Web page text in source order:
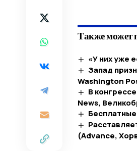
Также может
«У них уже
Запад
Washington
В
News,
(Advance,